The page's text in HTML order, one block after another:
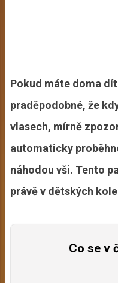
Pokud máte doma
praděpodobné, že
vlasech, mírně
automaticky
náhodou vši. Tento
právě v dětských
Co se v